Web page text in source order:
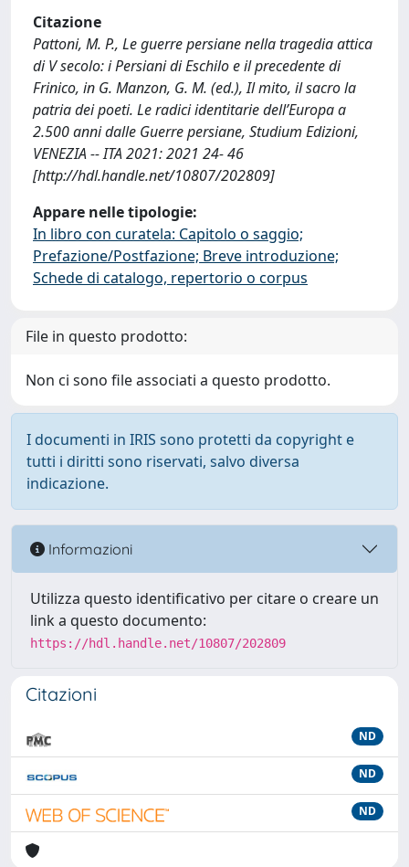
Citazione
Pattoni, M. P., Le guerre persiane nella tragedia attica
di V secolo: i Persiani di Eschilo e il precedente di
Frinico, in G. Manzon, G. M. (ed.), Il mito, il sacro la
patria dei poeti. Le radici identitarie dell’Europa a
2.500 anni dalle Guerre persiane, Studium Edizioni,
VENEZIA -- ITA 2021: 2021 24- 46
[http://hdl.handle.net/10807/202809]
Appare nelle tipologie:
In libro con curatela: Capitolo o saggio;
Prefazione/Postfazione; Breve introduzione;
Schede di catalogo, repertorio o corpus
File in questo prodotto:
Non ci sono file associati a questo prodotto.
I documenti in IRIS sono protetti da copyright e
tutti i diritti sono riservati, salvo diversa
indicazione.
Informazioni
Utilizza questo identificativo per citare o creare un
link a questo documento:
https://hdl.handle.net/10807/202809
Citazioni
ND
ND
ND